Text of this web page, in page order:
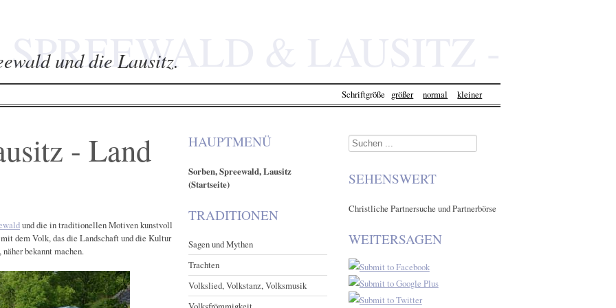
& LAUSITZ -
SORBE.DE
und die Lausitz.
Schriftgröße größer normal kleiner
- Land
und die in traditionellen Motiven kunstvoll
dem Volk, das die Landschaft und die Kultur
bekannt machen.
HAUPTMENÜ
Sorben, Spreewald, Lausitz
(Startseite)
TRADITIONEN
Sagen und Mythen
Trachten
Volkslied, Volkstanz, Volksmusik
Suchen
SEHENSWERT
Christliche Partnersuche und Partnerbörse
WEITERSAGEN